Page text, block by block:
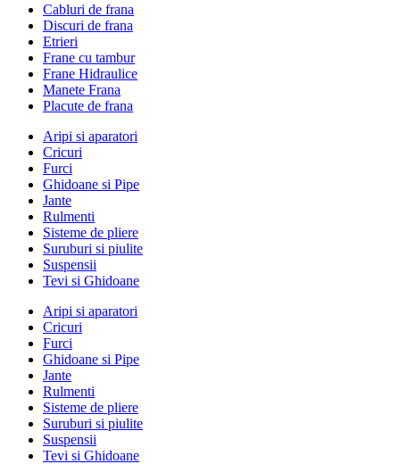
Cabluri de frana
Discuri de frana
Etrieri
Frane cu tambur
Frane Hidraulice
Manete Frana
Placute de frana
Aripi si aparatori
Cricuri
Furci
Ghidoane si Pipe
Jante
Rulmenti
Sisteme de pliere
Suruburi si piulite
Suspensii
Tevi si Ghidoane
Aripi si aparatori
Cricuri
Furci
Ghidoane si Pipe
Jante
Rulmenti
Sisteme de pliere
Suruburi si piulite
Suspensii
Tevi si Ghidoane